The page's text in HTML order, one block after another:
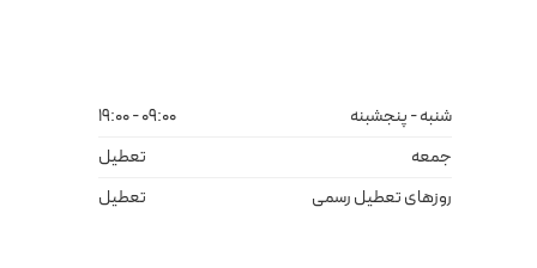
شنبه - پنجشبنه
09:00 - 19:00
جمعه
تعطیل
روزهای تعطیل رسمی
تعطیل